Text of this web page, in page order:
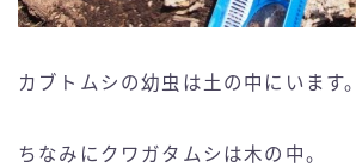
カブトムシの幼虫は土の中にいます。
ちなみにクワガタムシは木の中。